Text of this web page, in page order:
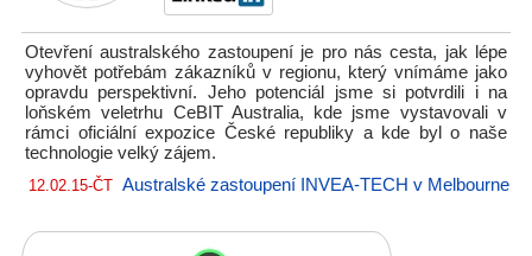
Otevření australského zastoupení je pro nás cesta, jak lépe
vyhovět potřebám zákazníků v regionu, který vnímáme jako
opravdu perspektivní. Jeho potenciál jsme si potvrdili i na
loňském veletrhu CeBIT Australia, kde jsme vystavovali v
rámci oficiální expozice České republiky a kde byl o naše
technologie velký zájem.
12.02.15-ČT Australské zastoupení INVEA-TECH v Melbourne